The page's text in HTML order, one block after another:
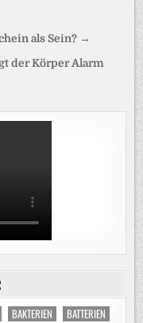
als Sein? →
der Körper Alarm
BAKTERIEN
BATTERIEN